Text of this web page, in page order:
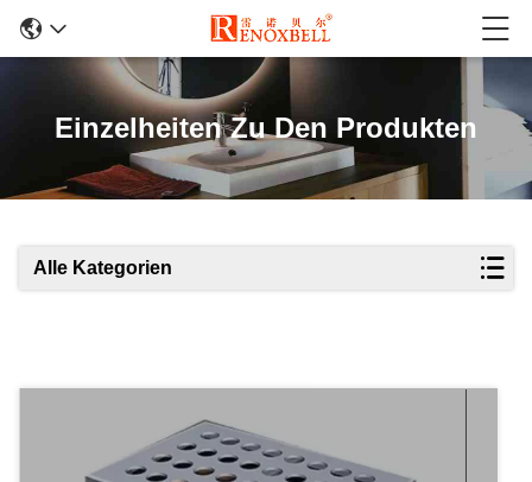
Einzelheiten Zu Den Produkten
Alle Kategorien